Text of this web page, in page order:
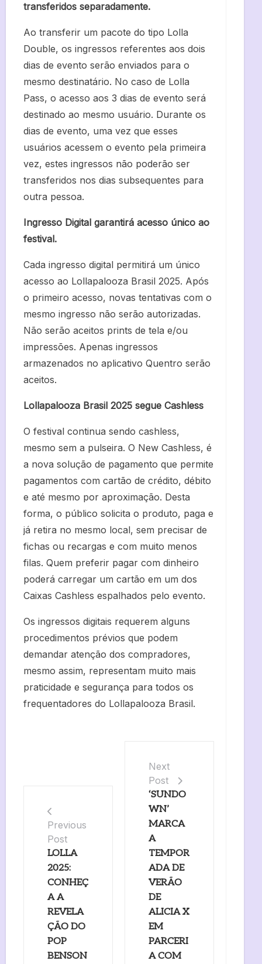
transferidos separadamente.
Ao transferir um pacote do tipo Lolla
Double, os ingressos referentes aos dois
dias de evento serão enviados para o
mesmo destinatário. No caso de Lolla
Pass, o acesso aos 3 dias de evento será
destinado ao mesmo usuário. Durante os
dias de evento, uma vez que esses
usuários acessem o evento pela primeira
vez, estes ingressos não poderão ser
transferidos nos dias subsequentes para
outra pessoa.
Ingresso Digital garantirá acesso único ao
festival.
Cada ingresso digital permitirá um único
acesso ao Lollapalooza Brasil 2025. Após
o primeiro acesso, novas tentativas com o
mesmo ingresso não serão autorizadas.
Não serão aceitos prints de tela e/ou
impressões. Apenas ingressos
armazenados no aplicativo Quentro serão
aceitos.
Lollapalooza Brasil 2025 segue Cashless
O festival continua sendo cashless,
mesmo sem a pulseira. O New Cashless, é
a nova solução de pagamento que permite
pagamentos com cartão de crédito, débito
e até mesmo por aproximação. Desta
forma, o público solicita o produto, paga e
já retira no mesmo local, sem precisar de
fichas ou recargas e com muito menos
filas. Quem preferir pagar com dinheiro
poderá carregar um cartão em um dos
Caixas Cashless espalhados pelo evento.
Os ingressos digitais requerem alguns
procedimentos prévios que podem
demandar atenção dos compradores,
mesmo assim, representam muito mais
praticidade e segurança para todos os
frequentadores do Lollapalooza Brasil.
Previous
Post
LOLLA
2025:
CONHEÇ
A A
REVELA
ÇÃO DO
POP
BENSON
Next
Post
‘SUNDO
WN’
MARCA
A
TEMPOR
ADA DE
VERÃO
DE
ALICIA X
EM
PARCERI
A COM